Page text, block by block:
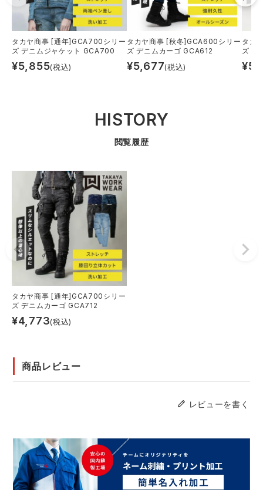
タカヤ商事 [通年]GCA700シリー
ズ デニムジャケット GCA700
¥5,855(税込)
タカヤ商事 [秋冬]GCA600シリー
ズ デニムカーゴ GCA612
¥5,677(税込)
タカ
ズ カ
¥
HISTORY
閲覧履歴
タカヤ商事 [通年]GCA700シリー
ズ デニムカーゴ GCA712
¥4,773(税込)
商品レビュー
レビューを書く